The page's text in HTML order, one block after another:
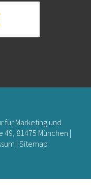
für Marketing und
81475 München |
| Sitemap